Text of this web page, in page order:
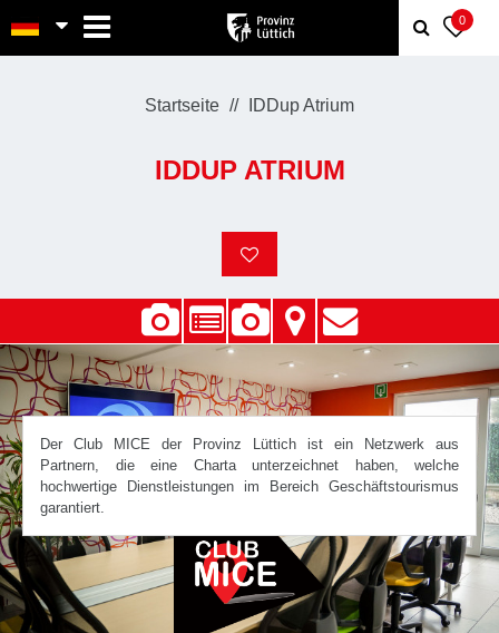
0
Startseite IDDup Atrium
IDDUP ATRIUM
Der Club MICE der Provinz Lüttich ist ein Netzwerk aus
Partnern, die eine Charta unterzeichnet haben, welche
hochwertige Dienstleistungen im Bereich Geschäftstourismus
garantiert.